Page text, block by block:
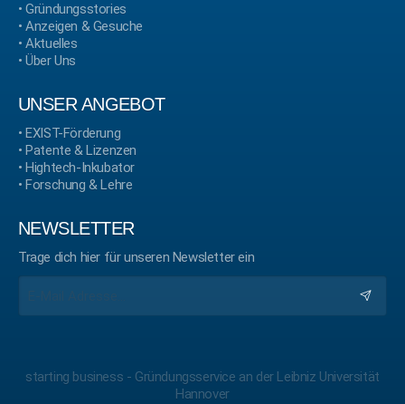
•Gründungsstories
•Anzeigen & Gesuche
•Aktuelles
•Über Uns
UNSER ANGEBOT
•EXIST-Förderung
•Patente & Lizenzen
•Hightech-Inkubator
•Forschung & Lehre
NEWSLETTER
Trage dich hier für unseren Newsletter ein
starting business - Gründungsservice an der Leibniz Universität
Hannover